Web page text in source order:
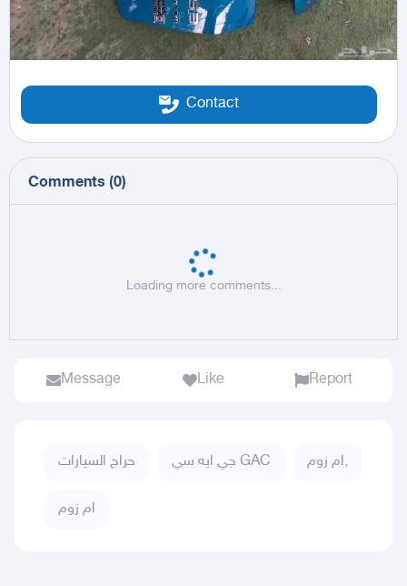
Contact
Comments (0)
Loading more comments...
Message Like Report
حراج السيارات جي ايه سي GAC ام زوم,
ام زوم